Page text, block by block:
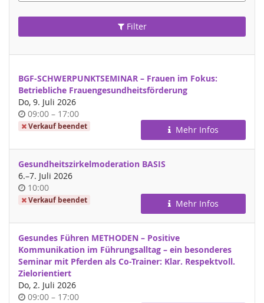
Filter
BGF-SCHWERPUNKTSEMINAR – Frauen im Fokus:
Betriebliche Frauengesundheitsförderung
Do, 9. Juli 2026
Uhrzeit
09:00 –bis
17:00
Verkauf beendet Mehr Infos
Gesundheitszirkelmoderation BASIS
6.–bis
7. Juli 2026
Uhrzeit
10:00
Verkauf beendet Mehr Infos
Gesundes Führen METHODEN – Positive
Kommunikation im Führungsalltag – ein besonderes
Seminar mit Pferden als Co-Trainer: Klar. Respektvoll.
Zielorientiert
Do, 2. Juli 2026
Uhrzeit
09:00 –bis
17:00